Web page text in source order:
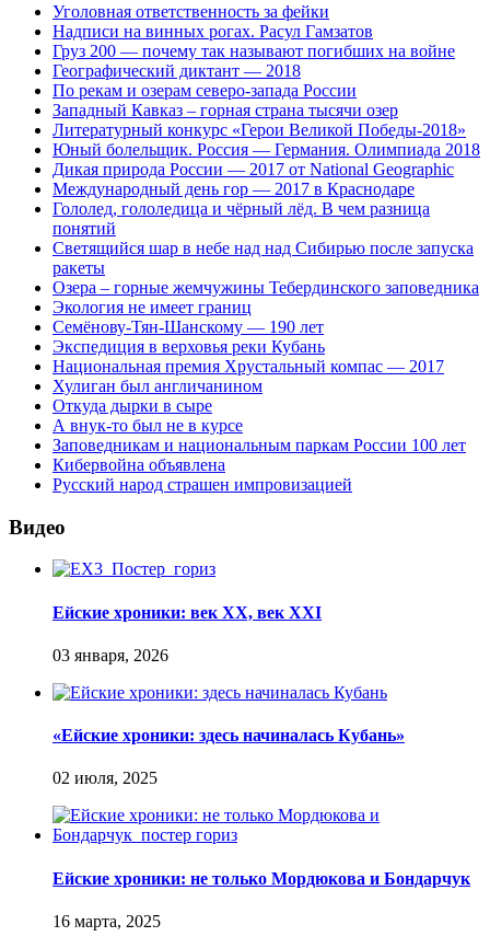
Уголовная ответственность за фейки
Надписи на винных рогах. Расул Гамзатов
Груз 200 — почему так называют погибших на войне
Географический диктант — 2018
По рекам и озерам северо-запада России
Западный Кавказ – горная страна тысячи озер
Литературный конкурс «Герои Великой Победы-2018»
Юный болельщик. Россия — Германия. Олимпиада 2018
Дикая природа России — 2017 от National Geographic
Международный день гор — 2017 в Краснодаре
Гололед, гололедица и чёрный лёд. В чем разница
понятий
Светящийся шар в небе над над Сибирью после запуска
ракеты
Озера – горные жемчужины Тебердинского заповедника
Экология не имеет границ
Семёнову-Тян-Шанскому — 190 лет
Экспедиция в верховья реки Кубань
Национальная премия Хрустальный компас — 2017
Хулиган был англичанином
Откуда дырки в сыре
А внук-то был не в курсе
Заповедникам и национальным паркам России 100 лет
Кибервойна объявлена
Русский народ страшен импровизацией
Видео
Ейские хроники: век XX, век XXI
«Ейские хроники: здесь начиналась Кубань»
Ейские хроники: не только Мордюкова и Бондарчук